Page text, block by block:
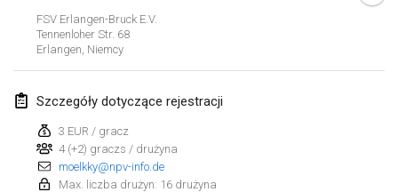
FSV Erlangen-Bruck E.V.
Tennenloher Str. 68
Erlangen Niemcy
Szczegóły dotyczące rejestracji
3 EUR / gracz
4 (+2) graczs / drużyna
moelkky@npv-info.de
Max. liczba drużyn: 16 drużyna
Lumi Mölkky
3 lut 2018|Finlandia
10 lut 2018 | Francja
Faschings-Mölkky
11 lut 2018|Niemcy